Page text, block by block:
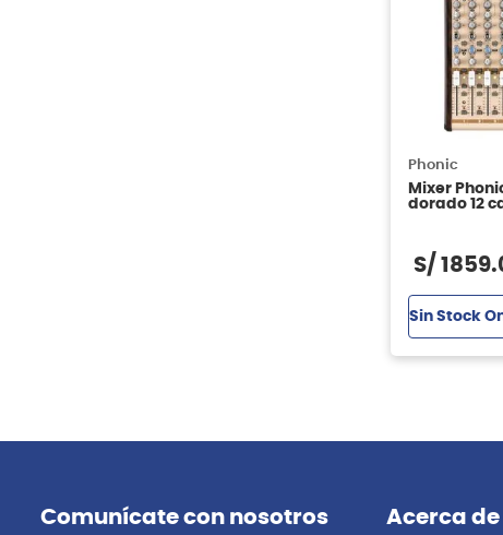
Phonic
Mixer
dorado 12
S/ 1859.
Sin Stock
Comunícate con nosotros Acerca